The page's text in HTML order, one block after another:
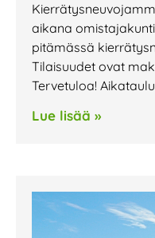
aikana
pitämässä
Tilaisuudet ovat
Tervetuloa!
Lue lisää »